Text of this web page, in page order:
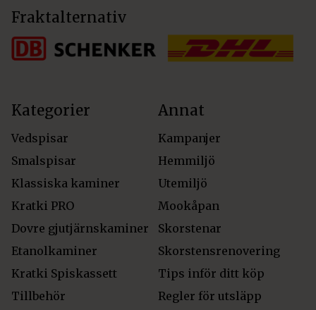
Fraktalternativ
Kategorier
Vedspisar
Smalspisar
Klassiska kaminer
Kratki PRO
Dovre gjutjärnskaminer
Etanolkaminer
Kratki Spiskassett
Tillbehör
Annat
Kampanjer
Hemmiljö
Utemiljö
Mookåpan
Skorstenar
Skorstensrenovering
Tips inför ditt köp
Regler för utsläpp